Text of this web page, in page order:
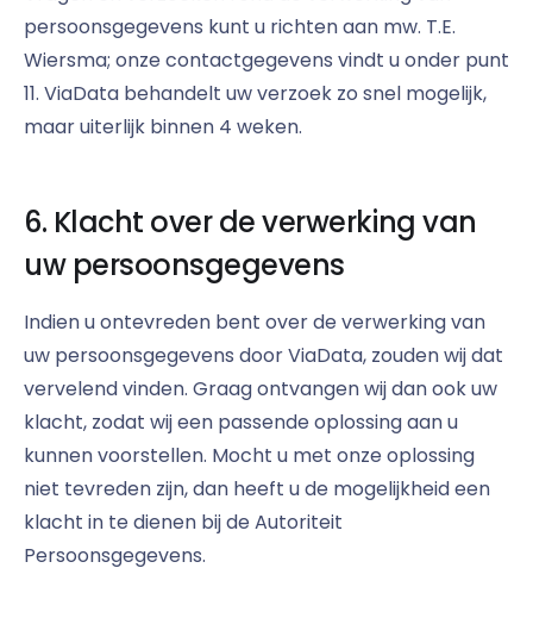
persoonsgegevens kunt u richten aan mw. T.E.
Wiersma; onze contactgegevens vindt u onder punt
11. ViaData behandelt uw verzoek zo snel mogelijk,
maar uiterlijk binnen 4 weken.
6. Klacht over de verwerking van
uw persoonsgegevens
Indien u ontevreden bent over de verwerking van
uw persoonsgegevens door ViaData, zouden wij dat
vervelend vinden. Graag ontvangen wij dan ook uw
klacht, zodat wij een passende oplossing aan u
kunnen voorstellen. Mocht u met onze oplossing
niet tevreden zijn, dan heeft u de mogelijkheid een
klacht in te dienen bij de Autoriteit
Persoonsgegevens.